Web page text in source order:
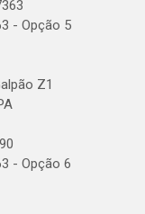
- Opção 5
Z1
- Opção 6